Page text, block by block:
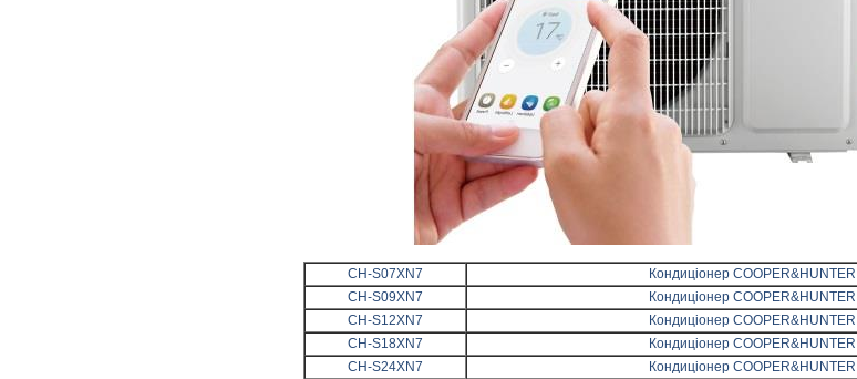
CH-S07XN7 Кондиціонер
CH-S09XN7
Кондиціонер
CH-S12XN7
Кондиціонер
CH-S18XN7
Кондиціонер
CH-S24XN7
Кондиціонер